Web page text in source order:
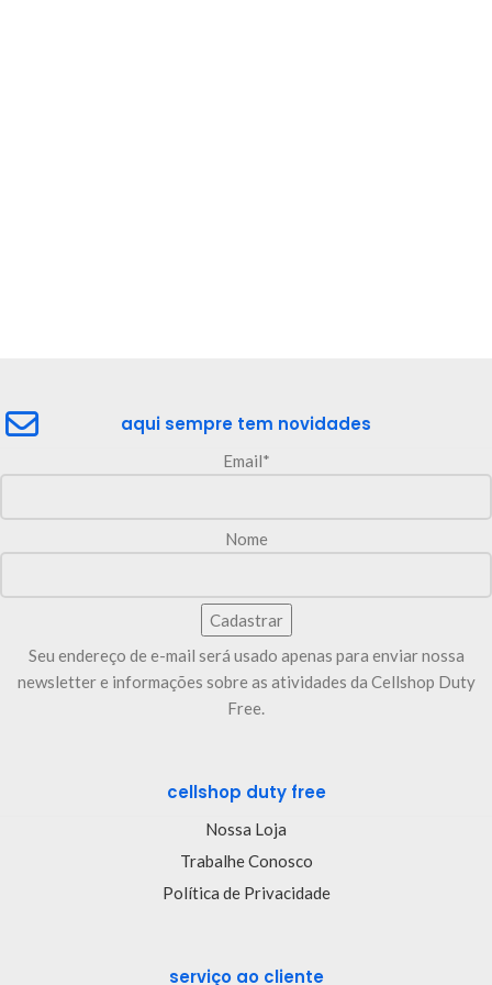
aqui sempre tem novidades
Email*
Nome
Seu endereço de e-mail será usado apenas para enviar nossa
newsletter e informações sobre as atividades da Cellshop Duty
Free.
cellshop duty free
Nossa Loja
Trabalhe Conosco
Política de Privacidade
serviço ao cliente